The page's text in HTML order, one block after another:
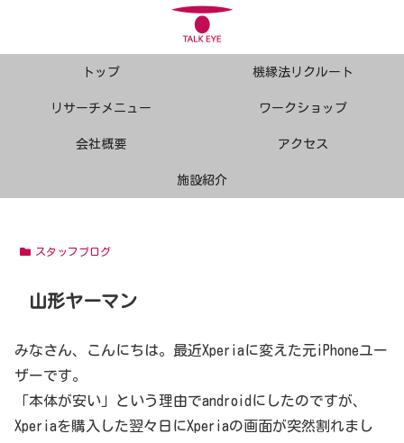
トップ 機縁法リクルート
リサーチメニュー ワークショップ
会社概要 アクセス
施設紹介
スタッフブログ
山形ヤーマン
みなさん、こんにちは。最近Xperiaに変えた元iPhoneユー
ザーです。
「本体が安い」という理由でandroidにしたのですが、
Xperiaを購入した翌々日にXperiaの画面が突然割れまし